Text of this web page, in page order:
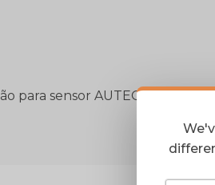
para sensor AUTEQ.